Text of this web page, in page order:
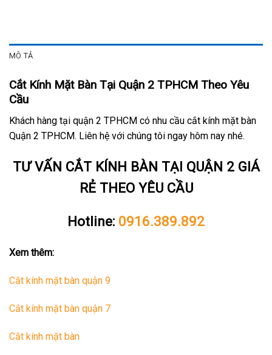
MÔ TẢ
Cắt Kính Mặt Bàn Tại Quận 2 TPHCM Theo Yêu
Cầu
Khách hàng tại quận 2 TPHCM có nhu cầu cắt kính mặt bàn
Quận 2 TPHCM. Liên hệ với chúng tôi ngay hôm nay nhé.
TƯ VẤN CẮT KÍNH BÀN TẠI QUẬN 2 GIÁ
RẺ THEO YÊU CẦU
Hotline: 0916.389.892
Xem thêm:
Cắt kính mặt bàn quận 9
Cắt kính mặt bàn quận 7
Cắt kính mặt bàn